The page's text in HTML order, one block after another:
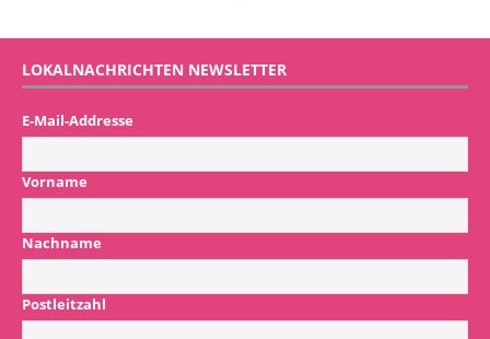
LOKALNACHRICHTEN NEWSLETTER
E-Mail-Addresse
Vorname
Nachname
Postleitzahl